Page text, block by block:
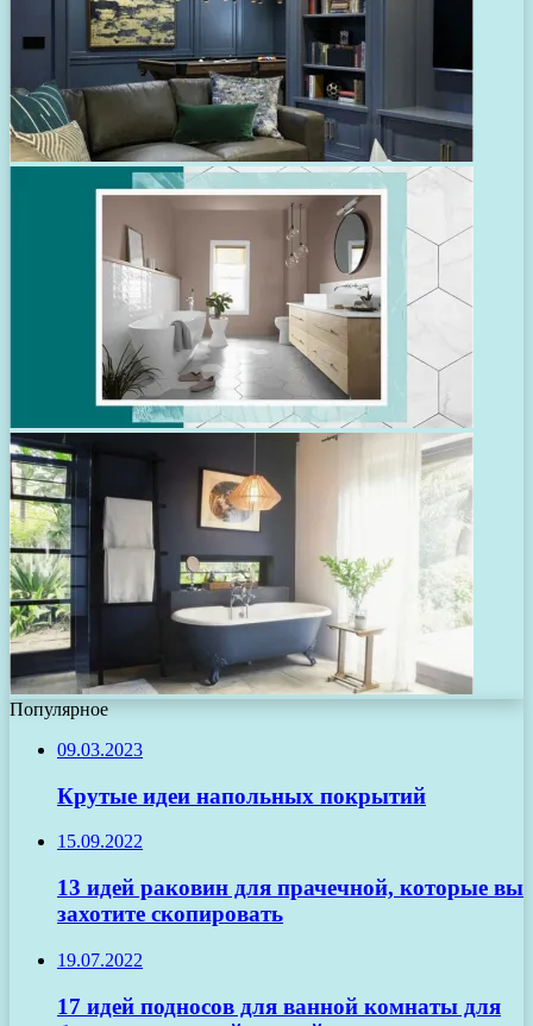
Популярное
09.03.2023
Крутые идеи напольных покрытий
15.09.2022
13 идей раковин для прачечной, которые вы
захотите скопировать
19.07.2022
17 идей подносов для ванной комнаты для